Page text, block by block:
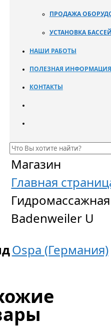
ПРОДАЖА
УСТАНОВКА
НАШИ РАБОТЫ
ПОЛЕЗНАЯ ИНФОРМАЦИЯ
КОНТАКТЫ
Магазин
Главная
Badenweiler U
Ospa (Германия)